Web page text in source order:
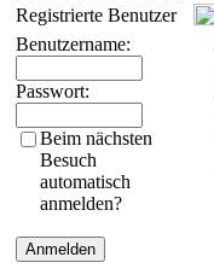
Registrierte Benutzer
Benutzername:
Passwort:
Beim nächsten
Besuch
automatisch
anmelden?